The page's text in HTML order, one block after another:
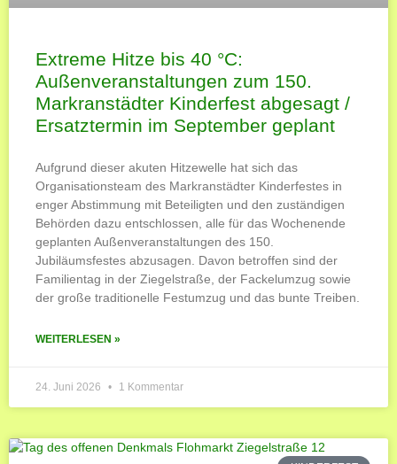
Extreme Hitze bis 40 °C:
Außenveranstaltungen zum 150.
Markranstädter Kinderfest abgesagt /
Ersatztermin im September geplant
Aufgrund dieser akuten Hitzewelle hat sich das
Organisationsteam des Markranstädter Kinderfestes in
enger Abstimmung mit Beteiligten und den zuständigen
Behörden dazu entschlossen, alle für das Wochenende
geplanten Außenveranstaltungen des 150.
Jubiläumsfestes abzusagen. Davon betroffen sind der
Familientag in der Ziegelstraße, der Fackelumzug sowie
der große traditionelle Festumzug und das bunte Treiben.
WEITERLESEN »
24. Juni 2026 1 Kommentar